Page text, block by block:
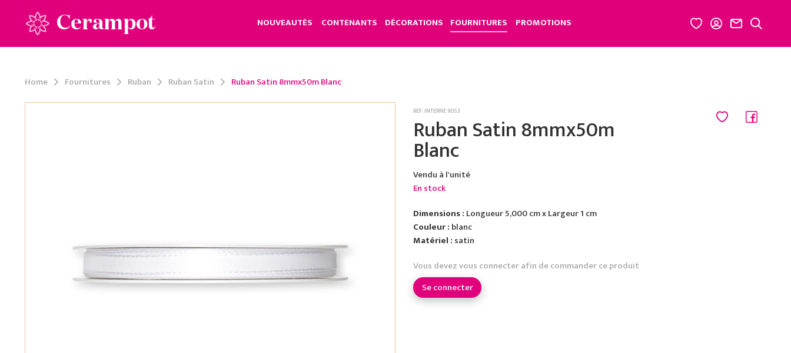
Cerampot NOUVEAUTÉS CONTENANTS DÉCORATIONS FOURNITURES PROMOTIONS
Home Fournitures Ruban Ruban Satin Ruban Satin 8mmx50m Blanc
RÉF. INTERNE 9053
Ruban Satin 8mmx50m
Blanc
Vendu à l'unité
En stock
Dimensions : Longueur 5,000 cm x Largeur 1 cm
Couleur : blanc
Matériel : satin
Vous devez vous connecter afin de commander ce produit
Se connecter